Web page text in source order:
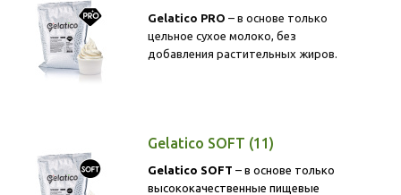
Gelatico PRO – в основе только
цельное сухое молоко, без
добавления растительных жиров.
Gelatico SOFT (11)
Gelatico SOFT – в основе только
высококачественные пищевые